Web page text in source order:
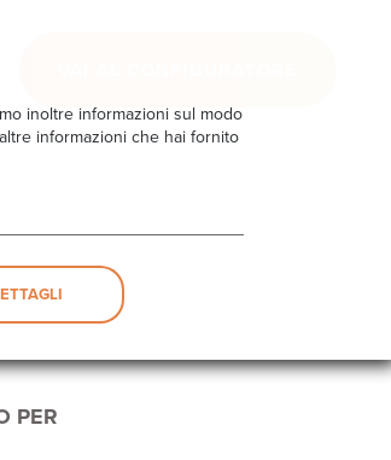
inoltre informazioni sul modo
informazioni che hai fornito
PER